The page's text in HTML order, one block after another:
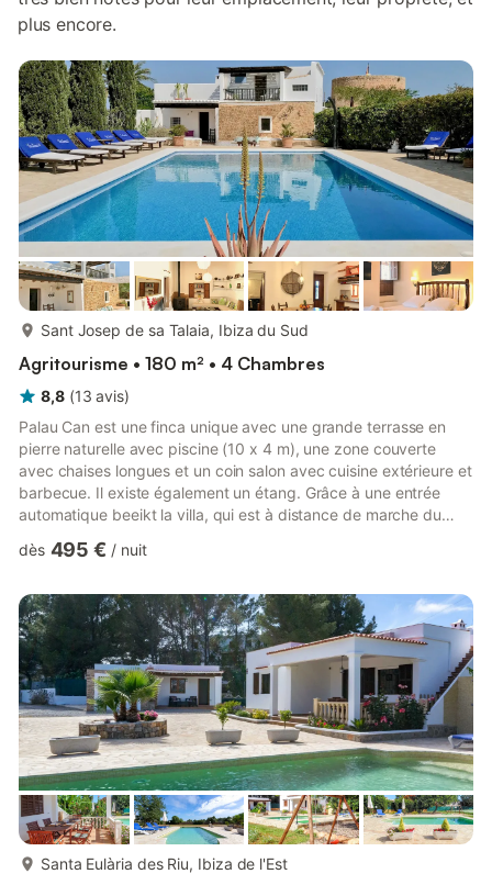
plus encore.
Sant Josep de sa Talaia, Ibiza du Sud
Agritourisme • 180 m² • 4 Chambres
8,8 (13 avis)
Palau Can est une finca unique avec une grande terrasse en
pierre naturelle avec piscine (10 x 4 m), une zone couverte
avec chaises longues et un coin salon avec cuisine extérieure et
barbecue. Il existe également un étang. Grâce à une entrée
automatique beeikt la villa, qui est à distance de marche du
Dans la région, vous trouverez les belles plages de Cala Jondal,
environ 15 km de la ville d'Ibiza. La plage est à environ 7 km de
Can Palau.Via les doubles portes vous ent...
dès 495 € / nuit
Santa Eulària des Riu, Ibiza de l'Est